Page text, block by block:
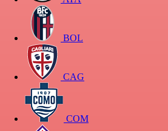
BOL
CAG
COM